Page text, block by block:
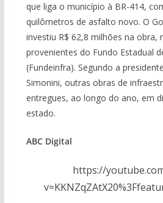
que liga o município à BR-414,
quilômetros de asfalto novo. O
investiu R$ 62,8 milhões na obra,
provenientes do Fundo Estadual
(Fundeinfra). Segundo a
Simonini, outras obras de
entregues, ao longo do ano, em
estado.
ABC Digital
https://